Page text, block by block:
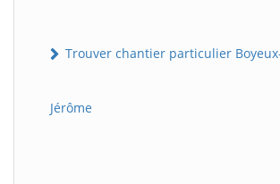
Trouver chantier particulier
Jérôme